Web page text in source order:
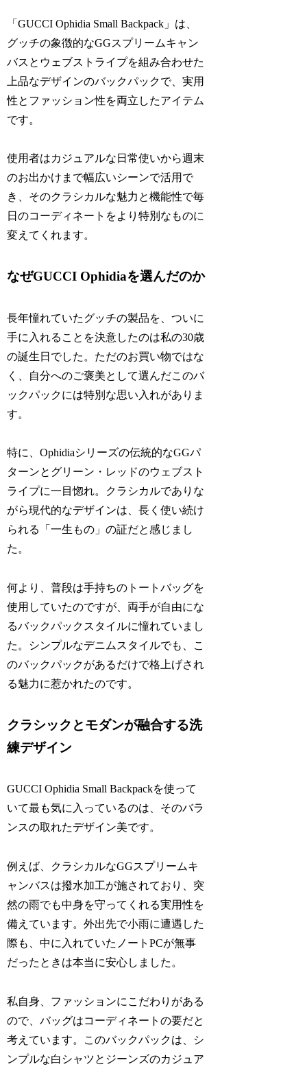
「GUCCI Ophidia Small Backpack」は、
グッチの象徴的なGGスプリームキャン
バスとウェブストライプを組み合わせた
上品なデザインのバックパックで、実用
性とファッション性を両立したアイテム
です。
使用者はカジュアルな日常使いから週末
のお出かけまで幅広いシーンで活用で
き、そのクラシカルな魅力と機能性で毎
日のコーディネートをより特別なものに
変えてくれます。
なぜGUCCI Ophidiaを選んだのか
長年憧れていたグッチの製品を、ついに
手に入れることを決意したのは私の30歳
の誕生日でした。ただのお買い物ではな
く、自分へのご褒美として選んだこのバ
ックパックには特別な思い入れがありま
す。
特に、Ophidiaシリーズの伝統的なGGパ
ターンとグリーン・レッドのウェブスト
ライプに一目惚れ。クラシカルでありな
がら現代的なデザインは、長く使い続け
られる「一生もの」の証だと感じまし
た。
何より、普段は手持ちのトートバッグを
使用していたのですが、両手が自由にな
るバックパックスタイルに憧れていまし
た。シンプルなデニムスタイルでも、こ
のバックパックがあるだけで格上げされ
る魅力に惹かれたのです。
クラシックとモダンが融合する洗
練デザイン
GUCCI Ophidia Small Backpackを使って
いて最も気に入っているのは、そのバラ
ンスの取れたデザイン美です。
例えば、クラシカルなGGスプリームキ
ャンバスは撥水加工が施されており、突
然の雨でも中身を守ってくれる実用性を
備えています。外出先で小雨に遭遇した
際も、中に入れていたノートPCが無事
だったときは本当に安心しました。
私自身、ファッションにこだわりがある
ので、バッグはコーディネートの要だと
考えています。このバックパックは、シ
ンプルな白シャツとジーンズのカジュア